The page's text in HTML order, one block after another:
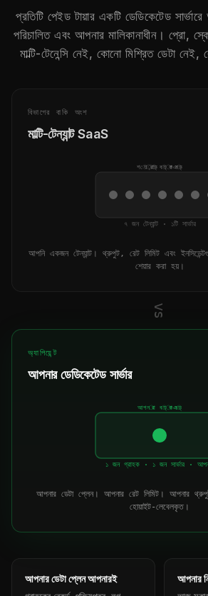
প্রতিটি পেইড টায়ার একটি ডেডিকেটেড
পরিচালিত এবং আপনার মালিকানাধীন। প্রো,
মাল্টি-টেনেন্সি নেই, কোনো মিশ্রিত ডেটা
বিভাগের বাকি অংশ
মাল্টি-টেন্যান্ট SaaS
শেয়ার্ড ব্যাকএন্ড
৭ জন টেন্যান্ট · ১টি সার্ভার
আপনি একজন টেন্যান্ট। থ্রুপুট, রেট লিমিট এবং
শেয়ার করা হয়।
vs
অ্যাপিয়েন্ট
আপনার ডেডিকেটেড সার্ভার
আপনার ব্যাকএন্ড
১ জন গ্রাহক · ১ জন সার্ভার ·
আপনার ডেটা প্লেন। আপনার রেট লিমিট। আপনার
হোয়াইট-লেবেলকৃত।
আপনার ডেটা প্লেন আপনারই আপনার